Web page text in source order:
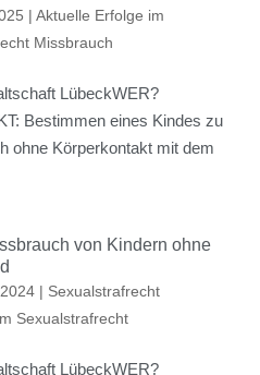
|Aktuelle Erfolge im
Missbrauch
LübeckWER?
Bestimmen eines Kindes zu
ohne Körperkontakt mit dem
von Kindern ohne
| Sexualstrafrecht
Sexualstrafrecht
LübeckWER?